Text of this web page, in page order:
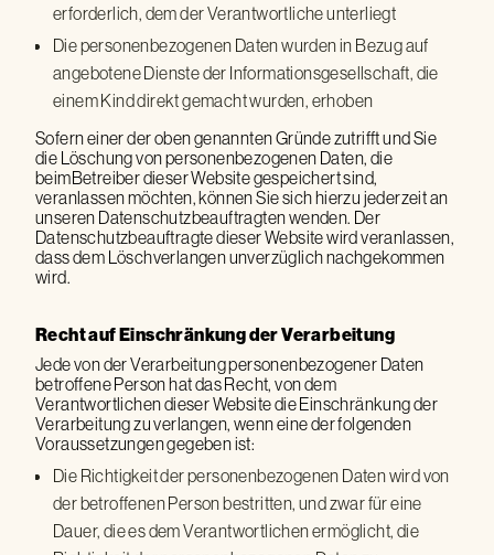
erforderlich, dem der Verantwortliche unterliegt
Die personenbezogenen Daten wurden in Bezug auf
angebotene Dienste der Informationsgesellschaft, die
einem Kind direkt gemacht wurden, erhoben
Sofern einer der oben genannten Gründe zutrifft und Sie
die Löschung von personenbezogenen Daten, die
beimBetreiber dieser Website gespeichert sind,
veranlassen möchten, können Sie sich hierzu jederzeit an
unseren Datenschutzbeauftragten wenden. Der
Datenschutzbeauftragte dieser Website wird veranlassen,
dass dem Löschverlangen unverzüglich nachgekommen
wird.
Recht auf Einschränkung der Verarbeitung
Jede von der Verarbeitung personenbezogener Daten
betroffene Person hat das Recht, von dem
Verantwortlichen dieser Website die Einschränkung der
Verarbeitung zu verlangen, wenn eine der folgenden
Voraussetzungen gegeben ist:
Die Richtigkeit der personenbezogenen Daten wird von
der betroffenen Person bestritten, und zwar für eine
Dauer, die es dem Verantwortlichen ermöglicht, die